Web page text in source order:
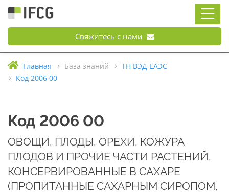
Свяжитесь с нами
Главная База знаний
ТН ВЭД ЕАЭС
Код 2006 00
Код 2006 00
ОВОЩИ, ПЛОДЫ, ОРЕХИ, КОЖУРА
ПЛОДОВ И ПРОЧИЕ ЧАСТИ РАСТЕНИЙ,
КОНСЕРВИРОВАННЫЕ В САХАРЕ
(ПРОПИТАННЫЕ САХАРНЫМ СИРОПОМ,